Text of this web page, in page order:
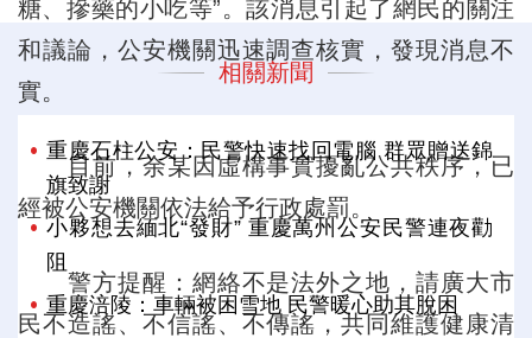
糖、摻藥的小吃等”。該消息引起了網民的關注
和議論，公安機關迅速調查核實，發現消息不
實。
目前，余某因虛構事實擾亂公共秩序，已
經被公安機關依法給予行政處罰。
警方提醒：網絡不是法外之地，請廣大市
民不造謠、不信謠、不傳謠，共同維護健康清
相關新聞
重慶石柱公安：民警快速找回電腦 群眾贈送錦
旗致謝
小夥想去緬北“發財” 重慶萬州公安民警連夜勸
阻
重慶涪陵：車輛被困雪地 民警暖心助其脫困